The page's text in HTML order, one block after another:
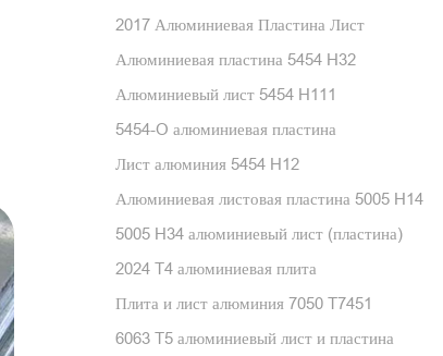
2017 Алюминиевая Пластина Лист
Алюминиевая пластина 5454 H32
Алюминиевый лист 5454 H111
5454-O алюминиевая пластина
Лист алюминия 5454 H12
Алюминиевая листовая пластина 5005 H14
5005 H34 алюминиевый лист (пластина)
2024 T4 алюминиевая плита
Плита и лист алюминия 7050 T7451
6063 T5 алюминиевый лист и пластина